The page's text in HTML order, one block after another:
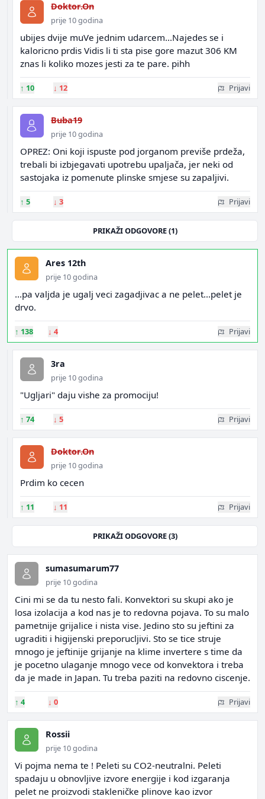
Doktor.On
prije 10 godina
ubijes dvije muVe jednim udarcem...Najedes se i
kaloricno prdis Vidis li ti sta pise gore mazut 306 KM
znas li koliko mozes jesti za te pare. pihh
↑ 10 ↓ 12 Prijavi
Buba19
prije 10 godina
OPREZ: Oni koji ispuste pod jorganom previše prdeža,
trebali bi izbjegavati upotrebu upaljača, jer neki od
sastojaka iz pomenute plinske smjese su zapaljivi.
↑ 5 ↓ 3 Prijavi
PRIKAŽI ODGOVORE (1)
Ares 12th
prije 10 godina
...pa valjda je ugalj veci zagadjivac a ne pelet...pelet je
drvo.
↑ 138 ↓ 4 Prijavi
3ra
prije 10 godina
"Ugljari" daju vishe za promociju!
↑ 74 ↓ 5 Prijavi
Doktor.On
prije 10 godina
Prdim ko cecen
↑ 11 ↓ 11 Prijavi
PRIKAŽI ODGOVORE (3)
sumasumarum77
prije 10 godina
Cini mi se da tu nesto fali. Konvektori su skupi ako je
losa izolacija a kod nas je to redovna pojava. To su malo
pametnije grijalice i nista vise. Jedino sto su jeftini za
ugraditi i higijenski preporucljivi. Sto se tice struje
mnogo je jeftinije grijanje na klime invertere s time da
je pocetno ulaganje mnogo vece od konvektora i treba
da je made in Japan. Tu treba paziti na redovno ciscenje.
↑ 4 ↓ 0 Prijavi
Rossii
prije 10 godina
Vi pojma nema te ! Peleti su CO2-neutralni. Peleti
spadaju u obnovljive izvore energije i kod izgaranja
pelet ne proizvodi stakleničke plinove kao izvor